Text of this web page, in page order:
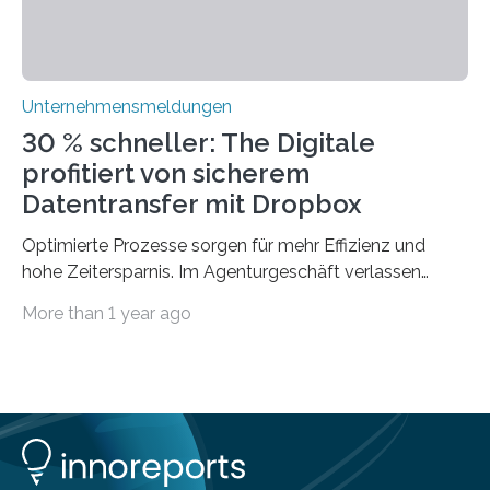
Unternehmensmeldungen
30 % schneller: The Digitale
profitiert von sicherem
Datentransfer mit Dropbox
Optimierte Prozesse sorgen für mehr Effizienz und
hohe Zeitersparnis. Im Agenturgeschäft verlassen
machen sich auf den Weg zu Kunden oder Partnern.
beim Datentransfer abzusichern, suchte The Digitale
eine einfache und benutzerfreundliche Lösung. Im
nachfolgenden Anwendungsbeispiel berichtet Peter
More than 1 year ago